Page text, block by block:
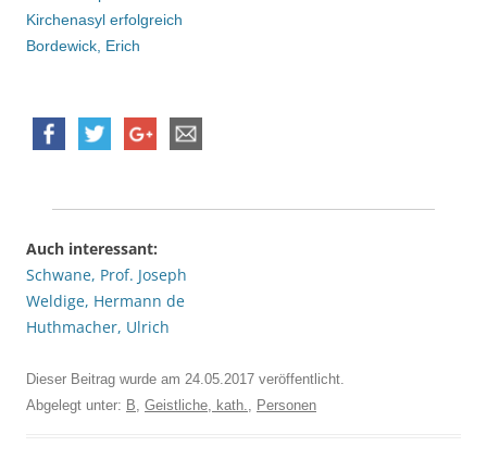
Kirchenasyl erfolgreich
Bordewick, Erich
Auch interessant:
Schwane, Prof. Joseph
Weldige, Hermann de
Huthmacher, Ulrich
Dieser Beitrag wurde am 24.05.2017 veröffentlicht.
Abgelegt unter: B Geistliche, kath. Personen